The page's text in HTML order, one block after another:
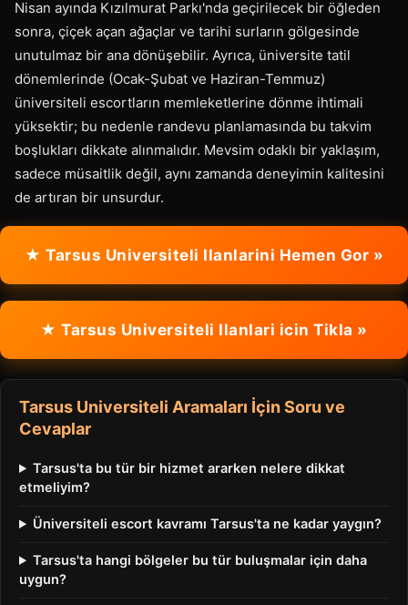
Nisan ayında Kızılmurat Parkı'nda geçirilecek bir öğleden
sonra, çiçek açan ağaçlar ve tarihi surların gölgesinde
unutulmaz bir ana dönüşebilir. Ayrıca, üniversite tatil
dönemlerinde (Ocak-Şubat ve Haziran-Temmuz)
üniversiteli escortların memleketlerine dönme ihtimali
yüksektir; bu nedenle randevu planlamasında bu takvim
boşlukları dikkate alınmalıdır. Mevsim odaklı bir yaklaşım,
sadece müsaitlik değil, aynı zamanda deneyimin kalitesini
de artıran bir unsurdur.
★ Tarsus Universiteli Ilanlarini Hemen Gor »
★ Tarsus Universiteli Ilanlari icin Tikla »
Tarsus Universiteli Aramaları İçin Soru ve
Cevaplar
Tarsus'ta bu tür bir hizmet ararken nelere dikkat
etmeliyim?
Üniversiteli escort kavramı Tarsus'ta ne kadar yaygın?
Tarsus'ta hangi bölgeler bu tür buluşmalar için daha
uygun?